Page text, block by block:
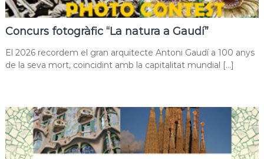
Concurs fotogràfic “La natura a Gaudí”
El 2026 recordem el gran arquitecte Antoni Gaudí a 100 anys
de la seva mort, coincidint amb la capitalitat mundial […]